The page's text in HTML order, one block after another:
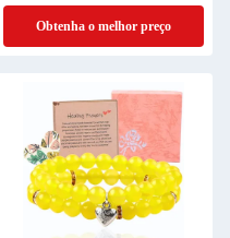
Obtenha o melhor preço